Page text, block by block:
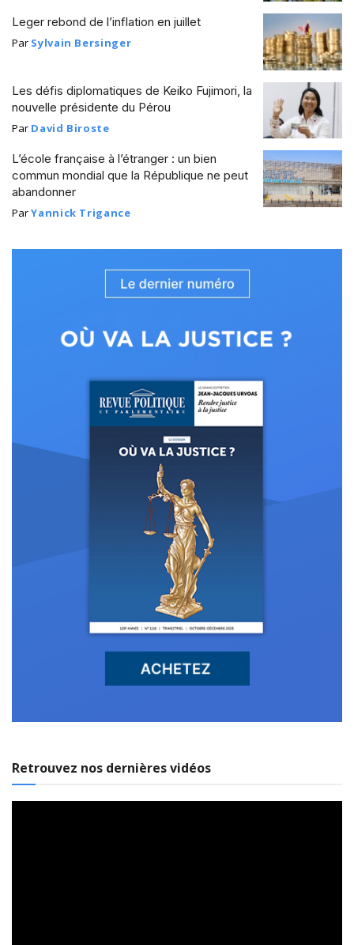
Leger rebond de l’inflation en juillet
Par Sylvain Bersinger
Les défis diplomatiques de Keiko Fujimori, la
nouvelle présidente du Pérou
Par David Biroste
L’école française à l’étranger : un bien
commun mondial que la République ne peut
abandonner
ParYannick Trigance
Retrouvez nos dernières vidéos